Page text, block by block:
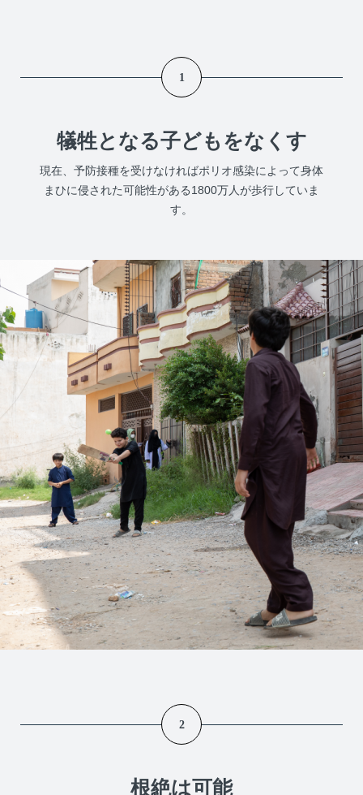
1
犠牲となる子どもをなくす
現在、予防接種を受けなければポリオ感染によって身体
まひに侵された可能性がある1800万人が歩行していま
す。
2
根絶は可能